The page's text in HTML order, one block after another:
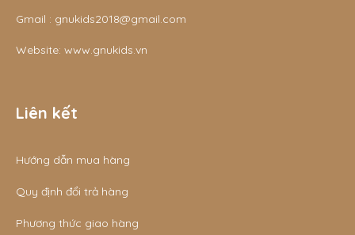
Gmail : gnukids2018@gmail.com
Website: www.gnukids.vn
Liên kết
Hướng dẫn mua hàng
Quy định đổi trả hàng
Phương thức giao hàng